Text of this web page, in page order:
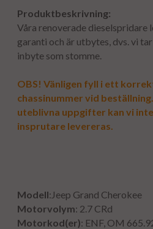
Produktbeskrivning:
Våra renoverade dieselspridare
garanti och är utbytes, dvs. vi
inbyte som stomme.
OBS! Vänligen fyll i ett
chassinummer vid
uteblivna uppgifter kan vi
insprutare levereras.
Modell:Jeep Grand Cherokee
Motorvolym: 2.7 CRd
Motorkod(er): ENF, OM